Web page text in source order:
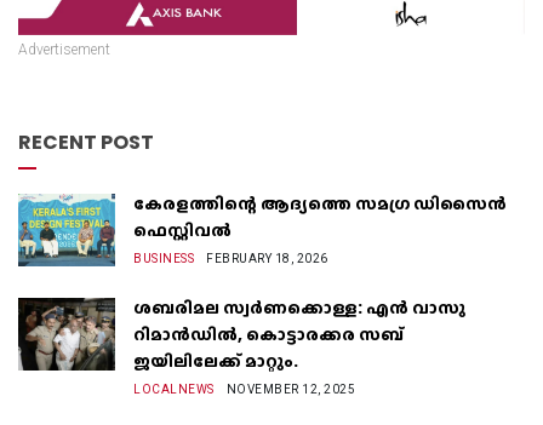
Advertisement
RECENT POST
കേരളത്തിന്റെ ആദ്യത്തെ സമഗ്ര ഡിസൈൻ
ഫെസ്റ്റിവൽ
BUSINESS FEBRUARY 18, 2026
ശബരിമല സ്വർണക്കൊള്ള: എൻ വാസു
റിമാൻഡിൽ, കൊട്ടാരക്കര സബ്
ജയിലിലേക്ക് മാറ്റും.
LOCALNEWS NOVEMBER 12, 2025